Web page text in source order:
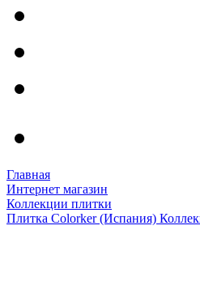
Главная
Интернет магазин
Коллекции плитки
Плитка Colorker (Испания)